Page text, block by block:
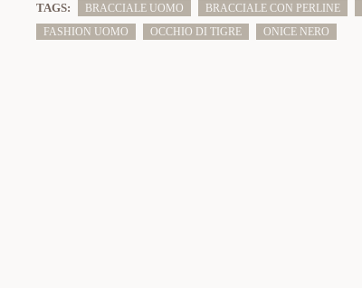
TAGS: BRACCIALE UOMO BRACCIALE CON PERLINE
FASHION UOMO
OCCHIO DI TIGRE ONICE NERO